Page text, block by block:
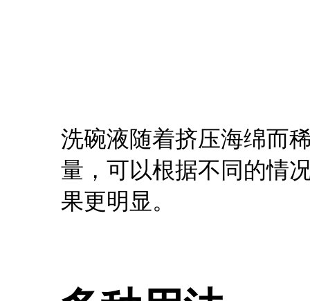
洗碗液随着挤压海绵而
量，可以根据不同的情
果更明显。